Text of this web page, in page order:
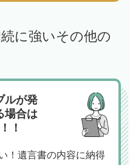
に強いその他の
ルが発
場合は
！
！遺言書の内容に納得